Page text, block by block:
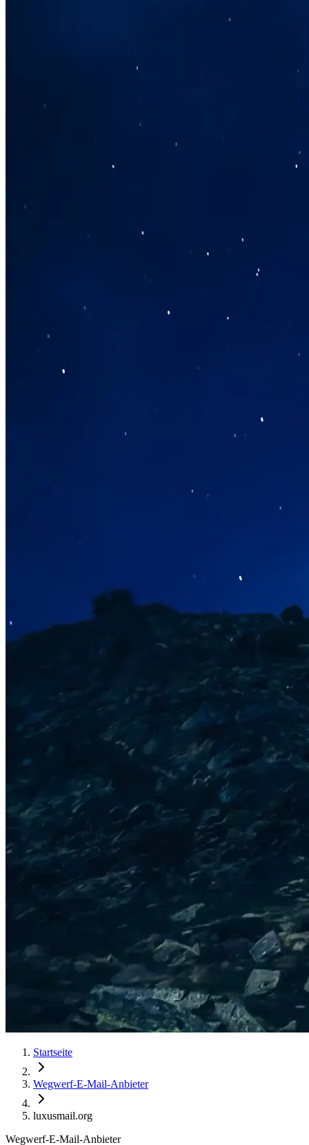
Startseite
Wegwerf-E-Mail-Anbieter
luxusmail.org
Wegwerf-E-Mail-Anbieter